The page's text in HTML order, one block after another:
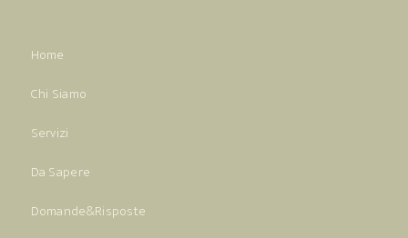
Home
Chi Siamo
Servizi
Da Sapere
Domande&Risposte